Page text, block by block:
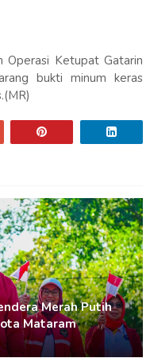
Operasi Ketupat Gatarin
bukti minum keras
Merah Putih
Mataram